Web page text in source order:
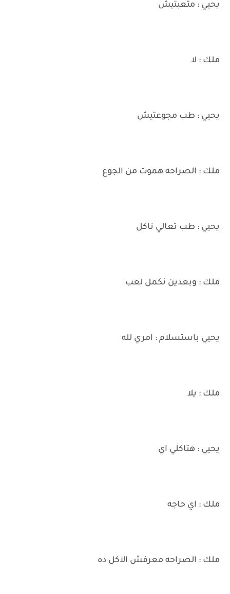
يحيي : متعبتيش
ملك : لا
يحيي : طب مجوعتيش
ملك : الصراحه هموت من الجوع
يحيي : طب تعالي ناكل
ملك : وبعدين نكمل لعب
يحيي باستسلام : امري لله
ملك : يلا
يحيي : هتاكلي اي
ملك : اي حاجه
ملك : الصراحه معرفش الاكل ده